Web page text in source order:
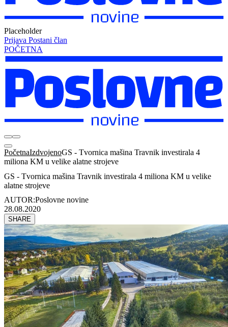
Placeholder
Prijava Postani član
POČETNA
PočetnaIzdvojenoGS - Tvornica mašina Travnik investirala 4
miliona KM u velike alatne strojeve
GS - Tvornica mašina Travnik investirala 4 miliona KM u velike
alatne strojeve
AUTOR:Poslovne novine
28.08.2020
SHARE